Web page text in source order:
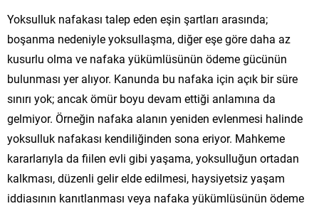
Yoksulluk nafakası talep eden eşin şartları arasında;
boşanma nedeniyle yoksullaşma, diğer eşe göre daha az
kusurlu olma ve nafaka yükümlüsünün ödeme gücünün
bulunması yer alıyor. Kanunda bu nafaka için açık bir süre
sınırı yok; ancak ömür boyu devam ettiği anlamına da
gelmiyor. Örneğin nafaka alanın yeniden evlenmesi halinde
yoksulluk nafakası kendiliğinden sona eriyor. Mahkeme
kararlarıyla da fiilen evli gibi yaşama, yoksulluğun ortadan
kalkması, düzenli gelir elde edilmesi, haysiyetsiz yaşam
iddiasının kanıtlanması veya nafaka yükümlüsünün ödeme